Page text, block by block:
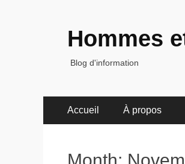
Hommes
Blog d'information
Primary
Menu
Accueil À propos